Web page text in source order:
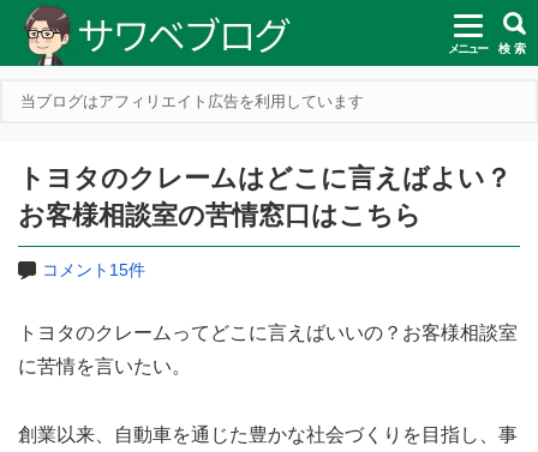
メニュー 検 索
当ブログはアフィリエイト広告を利用しています
トヨタのクレームはどこに言えばよい？
お客様相談室の苦情窓口はこちら
コメント15件
トヨタのクレームってどこに言えばいいの？お客様相談室
に苦情を言いたい。
創業以来、自動車を通じた豊かな社会づくりを目指し、事